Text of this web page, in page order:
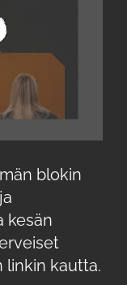
blokin
kesän
linkin kautta.